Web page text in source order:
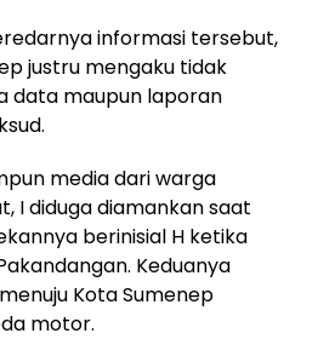
informasi tersebut,
justru mengaku tidak
data maupun laporan
media dari warga
I diduga diamankan saat
berinisial H ketika
Keduanya
Kota Sumenep
motor.